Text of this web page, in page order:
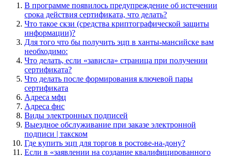
В программе появилось предупреждение об истечении
срока действия сертификата, что делать?
Что такое скзи (средства криптографической защиты
информации)?
Для того что бы получить эцп в ханты-мансийске вам
необходимо:
Что делать, если «зависла» страница при получении
сертификата?
Что делать после формирования ключевой пары
сертификата
Адреса мфц
Адреса фнс
Виды электронных подписей
Выездное обслуживание при заказе электронной
подписи | такском
Где купить эцп для торгов в ростове-на-дону?
Если в «заявлении на создание квалифицированного